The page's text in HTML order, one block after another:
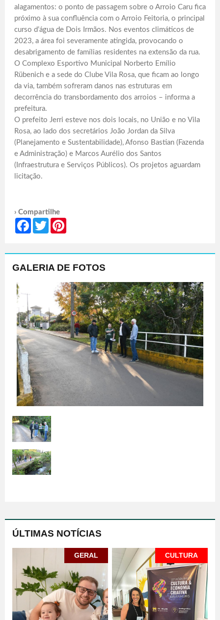
alagamentos: o ponto de passagem sobre o Arroio Caru fica
próximo à sua confluência com o Arroio Feitoria, o principal
curso d’água de Dois Irmãos. Nos eventos climáticos de
2023, a área foi severamente atingida, provocando o
desabrigamento de famílias residentes na extensão da rua.
O Complexo Esportivo Municipal Norberto Emílio
Rübenich e a sede do Clube Vila Rosa, que ficam ao longo
da via, também sofreram danos nas estruturas em
decorrência do transbordamento dos arroios – informa a
prefeitura.
O prefeito Jerri esteve nos dois locais, no União e no Vila
Rosa, ao lado dos secretários João Jordan da Silva
(Planejamento e Sustentabilidade), Afonso Bastian (Fazenda
e Administração) e Marcos Aurélio dos Santos
(Infraestrutura e Serviços Públicos). Os projetos aguardam
licitação.
› Compartilhe
Facebook
Twitter
GALERIA DE FOTOS
ÚLTIMAS NOTÍCIAS
GERAL CULTURA